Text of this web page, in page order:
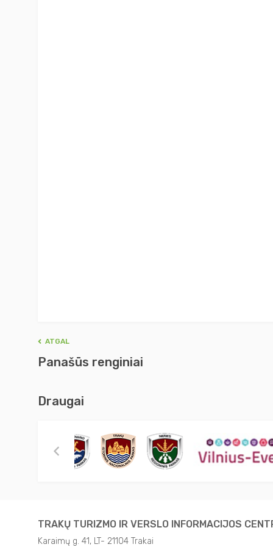
ATGAL
Panašūs renginiai
Draugai
TRAKŲ TURIZMO IR VERSLO INFORMACIJOS
Karaimų g. 41, LT- 21104 Trakai